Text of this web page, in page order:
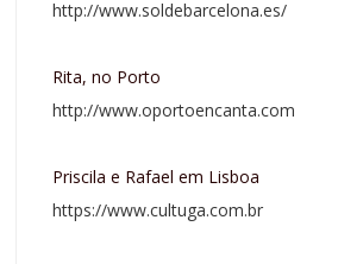
http://www.soldebarcelona.es/
Rita, no Porto
http://www.oportoencanta.com
Priscila e Rafael em Lisboa
https://www.cultuga.com.br